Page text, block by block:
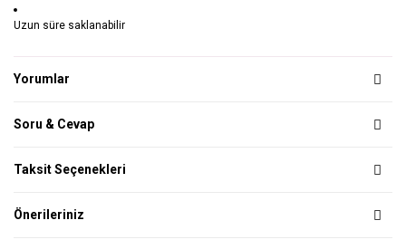
Uzun süre saklanabilir
Yorumlar
Soru & Cevap
Taksit Seçenekleri
Önerileriniz